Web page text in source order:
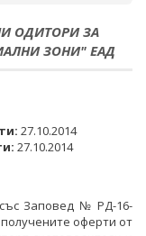
ОДИТОРИ ЗА
ЗОНИ" ЕАД
27.10.2014
27.10.2014
със Заповед № РД-16-
получените оферти от